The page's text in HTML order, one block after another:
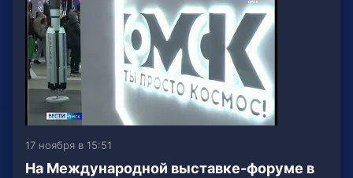
17 ноября в 15:51
На Международной выставке-форуме в